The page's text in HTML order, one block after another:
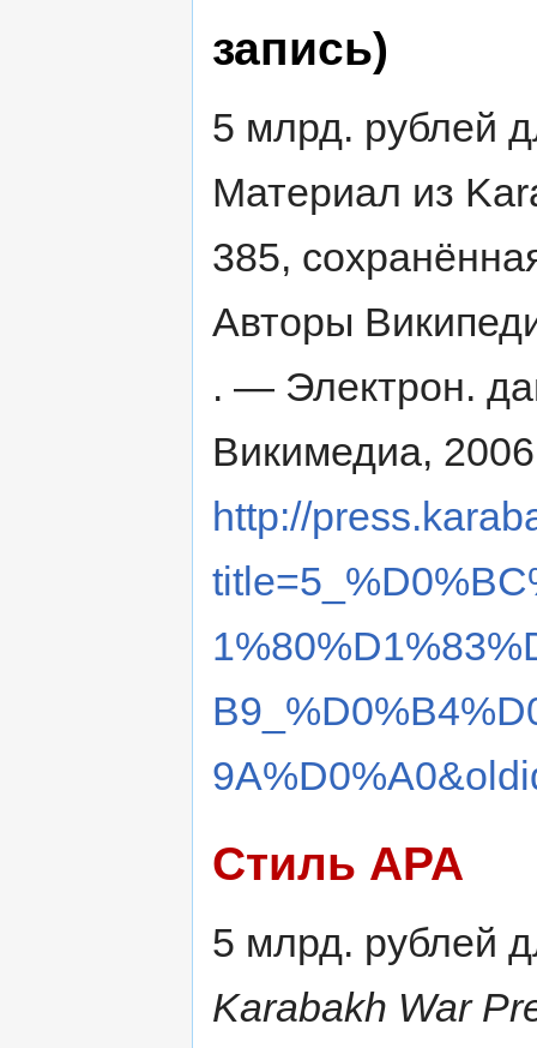
запись)
5 млрд. рублей
Материал из
385,
Авторы
. — Электрон.
Викимедиа,
http://
Стиль APA
5 млрд. рублей
Karabakh War